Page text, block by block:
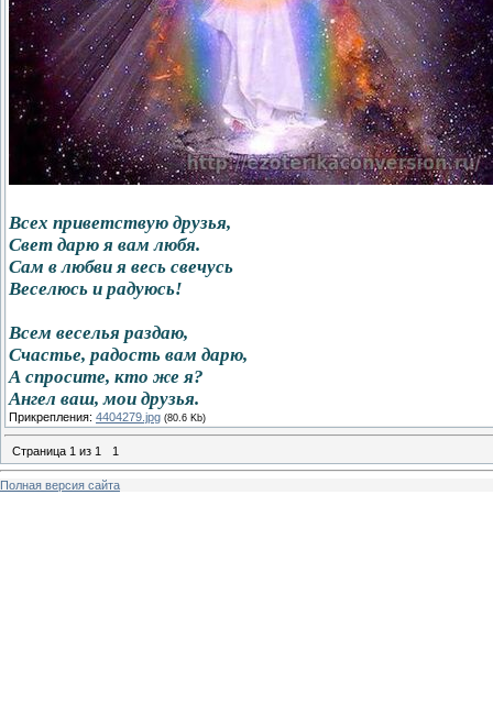
Всех приветствую друзья,
Свет дарю я вам любя.
Сам в любви я весь свечусь
Веселюсь и радуюсь!
Всем веселья раздаю,
Счастье, радость вам дарю,
А спросите, кто же я?
Ангел ваш, мои друзья.
Прикрепления: 4404279.jpg (80.6 Kb)
Страница 1 из 1 1
Полная версия сайта